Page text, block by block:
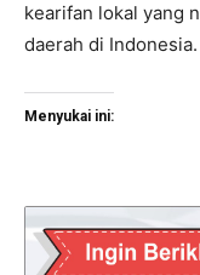
kearifan lokal yang
daerah di
Menyukai ini: